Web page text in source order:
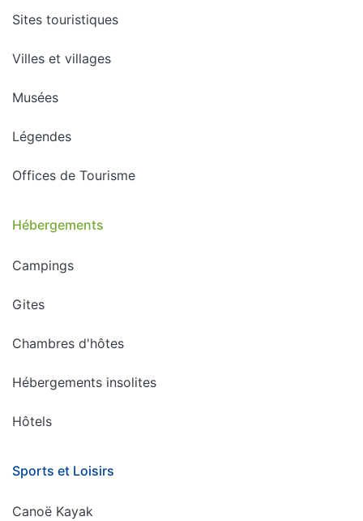
Sites touristiques
Villes et villages
Musées
Légendes
Offices de Tourisme
Hébergements
Campings
Gites
Chambres d'hôtes
Hébergements insolites
Hôtels
Sports et Loisirs
Canoë Kayak